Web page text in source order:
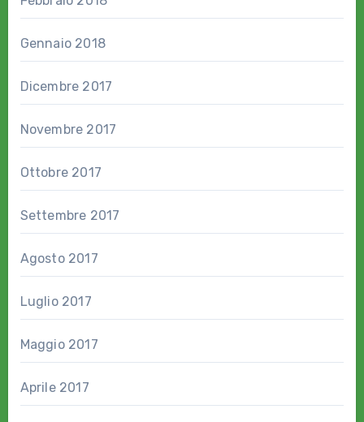
Gennaio 2018
Dicembre 2017
Novembre 2017
Ottobre 2017
Settembre 2017
Agosto 2017
Luglio 2017
Maggio 2017
Aprile 2017